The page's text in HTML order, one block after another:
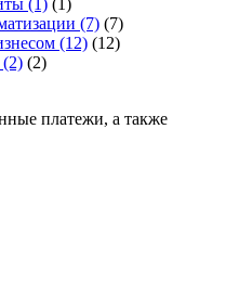
(1) (1)
(7) (7)
(12) (12)
(2) (2)
платежи, а также